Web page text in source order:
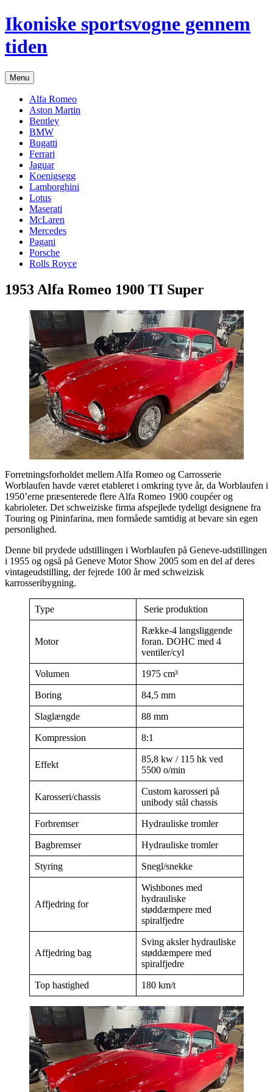
Hop
til
indhold
Ikoniske sportsvogne gennem
tiden
Menu
Alfa Romeo
Aston Martin
Bentley
BMW
Bugatti
Ferrari
Jaguar
Koenigsegg
Lamborghini
Lotus
Maserati
McLaren
Mercedes
Pagani
Porsche
Rolls Royce
1953 Alfa Romeo 1900 TI Super
Forretningsforholdet mellem Alfa Romeo og Carrosserie
Worblaufen havde været etableret i omkring tyve år, da Worblaufen i
1950’erne præsenterede flere Alfa Romeo 1900 coupéer og
kabrioleter. Det schweiziske firma afspejlede tydeligt designene fra
Touring og Pininfarina, men formåede samtidig at bevare sin egen
personlighed.
Denne bil prydede udstillingen i Worblaufen på Geneve-udstillingen
i 1955 og også på Geneve Motor Show 2005 som en del af deres
vintageudstilling, der fejrede 100 år med schweizisk
karrosseribygning.
Type Serie produktion
Motor
Række-4 langsliggende
foran. DOHC med 4
ventiler/cyl
Volumen 1975 cm³
Boring 84,5 mm
Slaglængde 88 mm
Kompression 8:1
Effekt
85,8 kw / 115 hk ved
5500 o/min
Karosseri/chassis
Custom karosseri på
unibody stål chassis
Forbremser Hydrauliske tromler
Bagbremser Hydrauliske tromler
Styring Snegl/snekke
Affjedring for
Wishbones med
hydrauliske
støddæmpere med
spiralfjedre
Affjedring bag
Sving aksler hydrauliske
støddæmpere med
spiralfjedre
Top hastighed 180 km/t